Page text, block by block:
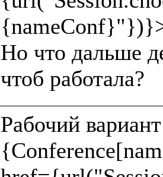
Но что дальше
Рабочий